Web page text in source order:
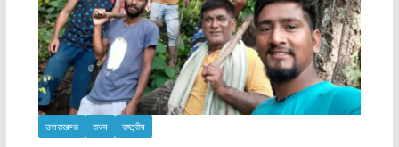
उत्तराखण्ड राज्य राष्ट्रीय